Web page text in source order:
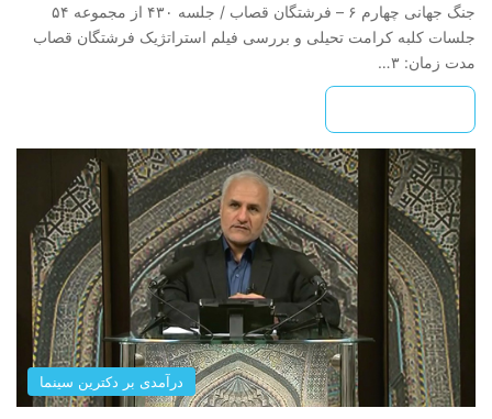
جنگ‌ جهانی‌ چهارم‌ ۶ – فرشتگان ‌قصاب / جلسه ۴۳۰ از مجموعه ۵۴
جلسات کلبه کرامت تحیلی و بررسی فیلم استراتژیک فرشتگان قصاب
مدت زمان: ۳…
درآمدی بر دکترین سینما